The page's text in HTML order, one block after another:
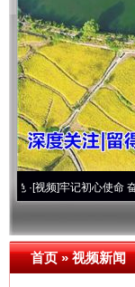
牢记初心使命 奋进复兴征
首页»视频新闻